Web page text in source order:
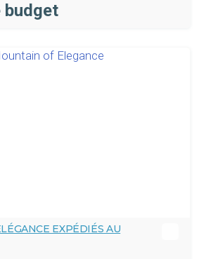
budget
EXPÉDIÉS AU